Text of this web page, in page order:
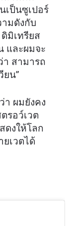
เป็นซูเปอร์
มดังกับ
มิเทรียส
และผมจะ
สามารถ
ยน”
ผมยังคง
รอว์เวต
ดงให้โลก
เวตได้